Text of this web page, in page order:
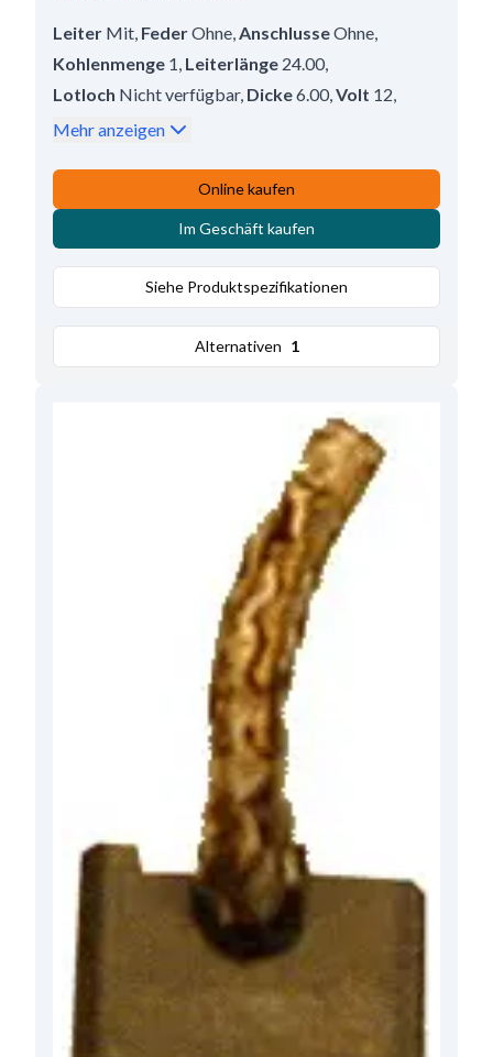
Leiter Mit, FederOhne,AnschlusseOhne,
Kohlenmenge 1, Leiterlänge 24.00,
Lotloch Nicht verfügbar, Dicke6.00,Volt 12,
Länge 14.40,Höhe
Mehr anzeigen
Online kaufen
Im Geschäft kaufen
Siehe Produktspezifikationen
Alternativen 1